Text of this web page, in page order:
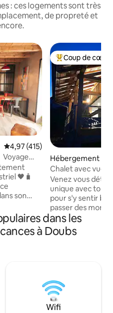
: ces logements sont très
de propreté et
Évaluation moyenne sur la
4,97 (415)
🖤🧳
son
à
dans
50m
Van 📸🇨🇭
Coups de cœur
Coup de cœur
Hébergement ⋅
c
Chalet avec vue
Venez vous
unique avec tout
pour s'y sentir
passer des
famille ou entre
imprenable sur la
permet de
marcher avec ou
découvrir les
régionaux.
dans les
à Doubs
Wifi